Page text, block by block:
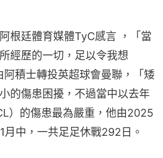
根廷體育媒體TyC感言 ，「當
經歷的一切，足以令我想
積士轉投英超球會曼聯，「矮
的傷患困擾，不過當中以去年
）的傷患最為嚴重，他由2025
月中，一共足足休戰292日。